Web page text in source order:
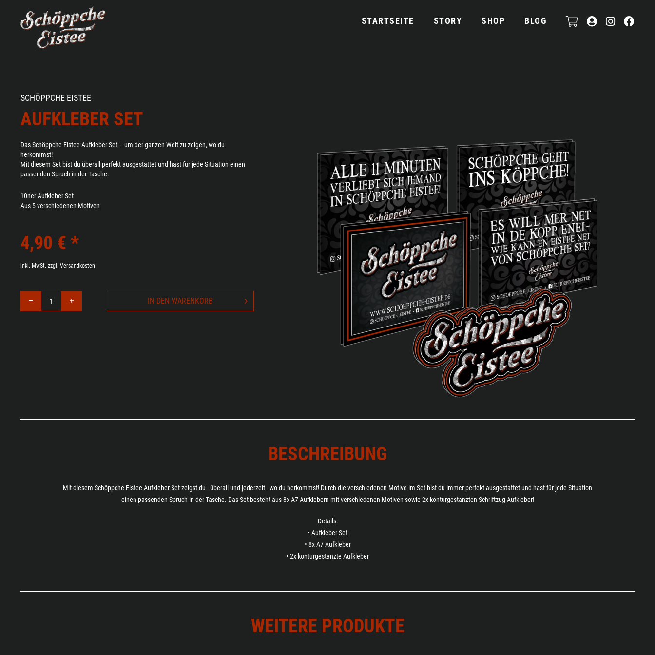
STARTSEITE STORY SHOP BLOG
SCHÖPPCHE EISTEE
AUFKLEBER SET
Das Schöppche Eistee Aufkleber Set – um der ganzen Welt zu zeigen, wo du
herkommst!
Mit diesem Set bist du überall perfekt ausgestattet und hast für jede Situation einen
passenden Spruch in der Tasche.
10ner Aufkleber Set
Aus 5 verschiedenen Motiven
4,90 € *
inkl. MwSt. zzgl. Versandkosten
IN DEN WARENKORB
BESCHREIBUNG
Mit diesem Schöppche Eistee Aufkleber Set zeigst du - überall und jederzeit - wo du herkommst! Durch die verschiedenen Motive im Set bist du immer perfekt ausgestattet und hast für jede Situation
einen passenden Spruch in der Tasche. Das Set besteht aus 8x A7 Aufklebern mit verschiedenen Motiven sowie 2x konturgestanzten Schriftzug-Aufkleber!
Details:
• Aufkleber Set
• 8x A7 Aufkleber
• 2x konturgestanzte Aufkleber
WEITERE PRODUKTE